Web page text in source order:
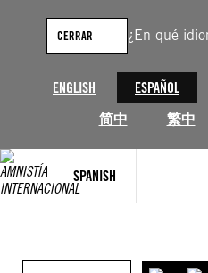
¿En qué
ENGLISH ESPAÑOL
简中
繁中
CERRAR
SPANISH
contenido